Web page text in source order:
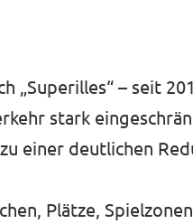
„Superilles“ – seit
stark
einer deutlichen
Plätze,